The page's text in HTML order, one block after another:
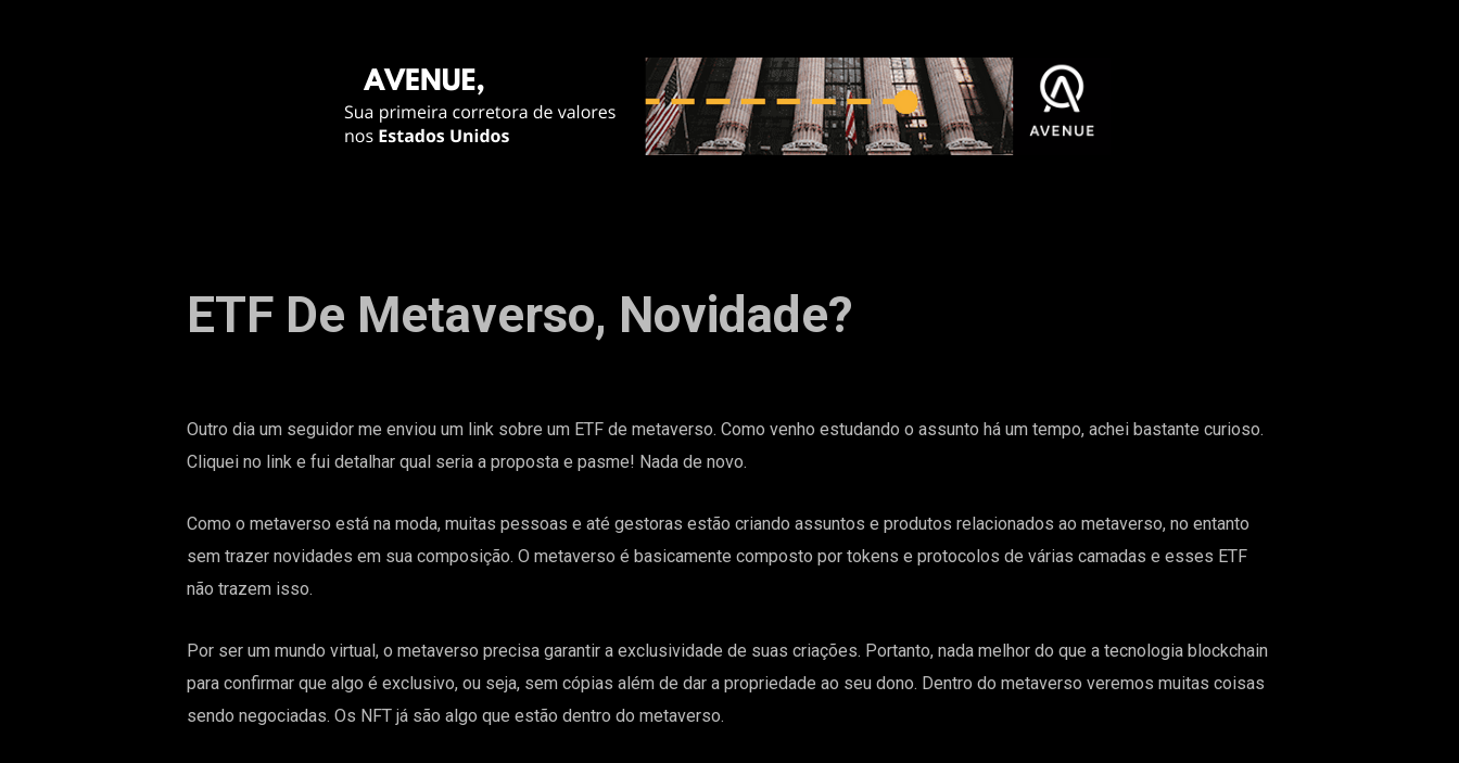
ETF De Metaverso, Novidade?
Outro dia um seguidor me enviou um link sobre um ETF de metaverso. Como venho estudando o assunto há um tempo, achei bastante curioso.
Cliquei no link e fui detalhar qual seria a proposta e pasme! Nada de novo.
Como o metaverso está na moda, muitas pessoas e até gestoras estão criando assuntos e produtos relacionados ao metaverso, no entanto
sem trazer novidades em sua composição. O metaverso é basicamente composto por tokens e protocolos de várias camadas e esses ETF
não trazem isso.
Por ser um mundo virtual, o metaverso precisa garantir a exclusividade de suas criações. Portanto, nada melhor do que a tecnologia blockchain
para confirmar que algo é exclusivo, ou seja, sem cópias além de dar a propriedade ao seu dono. Dentro do metaverso veremos muitas coisas
sendo negociadas. Os NFT já são algo que estão dentro do metaverso.